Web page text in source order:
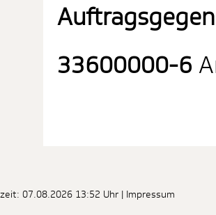
33600000-6
07.08.2026 13:52 Uhr | Impressum